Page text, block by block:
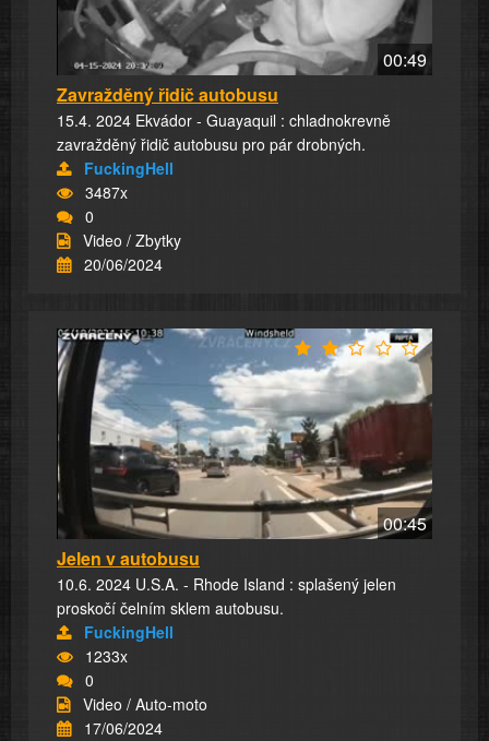
00:49
Zavražděný řidič autobusu
15.4. 2024 Ekvádor - Guayaquil : chladnokrevně
zavražděný řidič autobusu pro pár drobných.
FuckingHell
3487x
0
Video / Zbytky
20/06/2024
00:45
Jelen v autobusu
10.6. 2024 U.S.A. - Rhode Island : splašený jelen
proskočí čelním sklem autobusu.
FuckingHell
1233x
0
Video / Auto-moto
17/06/2024